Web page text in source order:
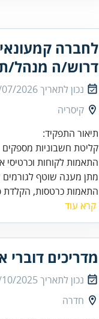
לחברה
דרוש/ה מנהל/ת
נכון לתאריך2026
קיסריה
מתן מענה שוטף לגורמים
התאמות כרטסות, הקלדת
קרא עוד
מדריכים
נכון לתאריך2025
חדרה